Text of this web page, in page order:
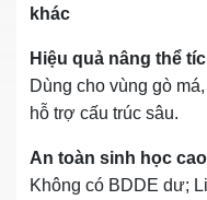
khác
Hiệu quả nâng thể
Dùng cho vùng gò
hỗ trợ cấu trúc sâu.
An toàn sinh học cao
Không có BDDE dư;